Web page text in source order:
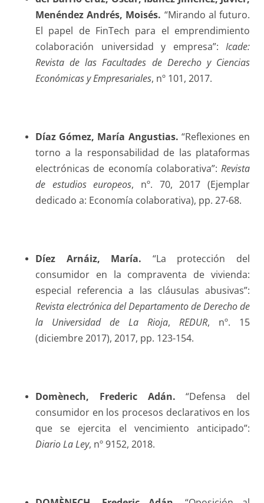
Menéndez Andrés, Moisés. “Mirando al futuro.
El papel de FinTech para el emprendimiento
colaboración universidad y empresa”: Icade:
Revista de las Facultades de Derecho y Ciencias
Económicas y Empresariales, nº 101, 2017.
Díaz Gómez, María Angustias. “Reflexiones en
torno a la responsabilidad de las plataformas
electrónicas de economía colaborativa”: Revista
de estudios europeos, nº. 70, 2017 (Ejemplar
dedicado a: Economía colaborativa), pp. 27-68.
Díez Arnáiz, María. “La protección del
consumidor en la compraventa de vivienda:
especial referencia a las cláusulas abusivas”:
Revista electrónica del Departamento de Derecho de
la Universidad de La Rioja, REDUR, nº. 15
(diciembre 2017), 2017, pp. 123-154.
Domènech, Frederic Adán. “Defensa del
consumidor en los procesos declarativos en los
que se ejercita el vencimiento anticipado”:
Diario La Ley, nº 9152, 2018.